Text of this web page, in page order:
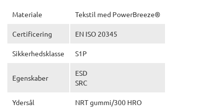
Materiale Tekstil med PowerBreeze®
Certificering EN ISO 20345
Sikkerhedsklasse S1P
Egenskaber
ESD
SRC
Ydersål NRT gummi/300 HRO